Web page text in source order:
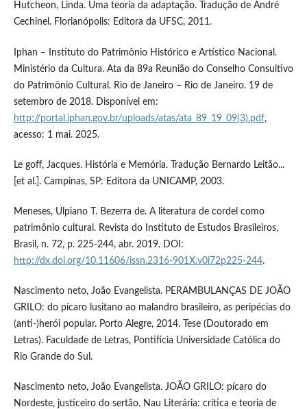
Hutcheon, Linda. Uma teoria da adaptação. Tradução de André
Cechinel. Florianópolis: Editora da UFSC, 2011.
Iphan – Instituto do Patrimônio Histórico e Artístico Nacional.
Ministério da Cultura. Ata da 89a Reunião do Conselho Consultivo
do Patrimônio Cultural. Rio de Janeiro – Rio de Janeiro. 19 de
setembro de 2018. Disponível em:
http://portal.iphan.gov.br/uploads/atas/ata_89_19_09(3).pdf,
acesso: 1 mai. 2025.
Le goff, Jacques. História e Memória. Tradução Bernardo Leitão...
[et al.]. Campinas, SP: Editora da UNICAMP, 2003.
Meneses, Ulpiano T. Bezerra de. A literatura de cordel como
patrimônio cultural. Revista do Instituto de Estudos Brasileiros,
Brasil, n. 72, p. 225-244, abr. 2019. DOI:
http://dx.doi.org/10.11606/issn.2316-901X.v0i72p225-244.
Nascimento neto, João Evangelista. PERAMBULANÇAS DE JOÃO
GRILO: do pícaro lusitano ao malandro brasileiro, as peripécias do
(anti-)herói popular. Porto Alegre, 2014. Tese (Doutorado em
Letras). Faculdade de Letras, Pontifícia Universidade Católica do
Rio Grande do Sul.
Nascimento neto, João Evangelista. JOÃO GRILO: pícaro do
Nordeste, justiceiro do sertão. Nau Literária: crítica e teoria de